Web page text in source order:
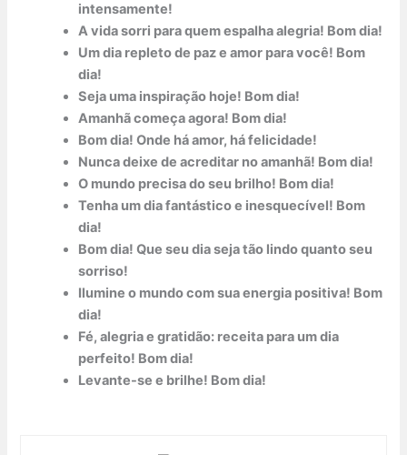
intensamente!
A vida sorri para quem espalha alegria! Bom dia!
Um dia repleto de paz e amor para você! Bom
dia!
Seja uma inspiração hoje! Bom dia!
Amanhã começa agora! Bom dia!
Bom dia! Onde há amor, há felicidade!
Nunca deixe de acreditar no amanhã! Bom dia!
O mundo precisa do seu brilho! Bom dia!
Tenha um dia fantástico e inesquecível! Bom
dia!
Bom dia! Que seu dia seja tão lindo quanto seu
sorriso!
Ilumine o mundo com sua energia positiva! Bom
dia!
Fé, alegria e gratidão: receita para um dia
perfeito! Bom dia!
Levante-se e brilhe! Bom dia!